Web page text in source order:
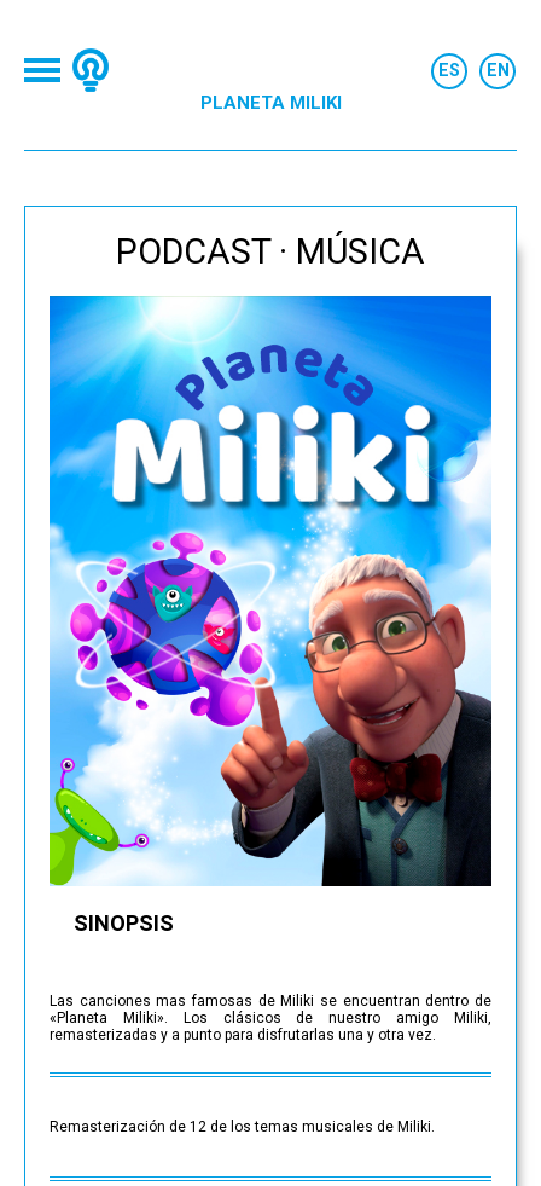
PLANETA MILIKI
PODCAST · MÚSICA
SINOPSIS
Las canciones mas famosas de Miliki se encuentran dentro de
«Planeta Miliki». Los clásicos de nuestro amigo Miliki,
remasterizadas y a punto para disfrutarlas una y otra vez.
Remasterización de 12 de los temas musicales de Miliki.